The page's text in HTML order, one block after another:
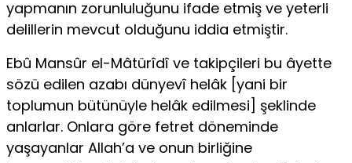
yapmanın zorunluluğunu ifade etmiş ve yeterli
delillerin mevcut olduğunu iddia etmiştir.
Ebû Mansûr el-Mâtürîdî ve takipçileri bu âyette
sözü edilen azabı dünyevî helâk [yani bir
toplumun bütünüyle helâk edilmesi] şeklinde
anlarlar. Onlara göre fetret döneminde
yaşayanlar Allah’a ve onun birliğine